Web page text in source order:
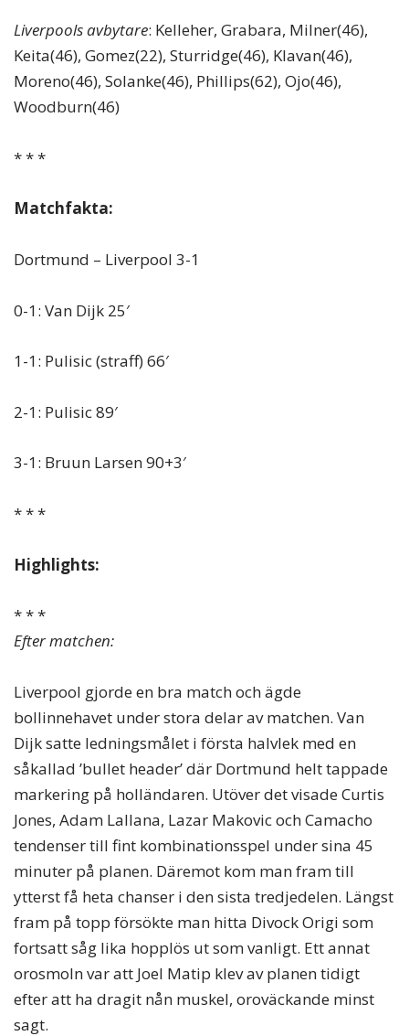
Liverpools avbytare: Kelleher, Grabara, Milner(46),
Keita(46), Gomez(22), Sturridge(46), Klavan(46),
Moreno(46), Solanke(46), Phillips(62), Ojo(46),
Woodburn(46)
* * *
Matchfakta:
Dortmund – Liverpool 3-1
0-1: Van Dijk 25′
1-1: Pulisic (straff) 66′
2-1: Pulisic 89′
3-1: Bruun Larsen 90+3′
* * *
Highlights:
* * *
Efter matchen:
Liverpool gjorde en bra match och ägde
bollinnehavet under stora delar av matchen. Van
Dijk satte ledningsmålet i första halvlek med en
såkallad ’bullet header’ där Dortmund helt tappade
markering på holländaren. Utöver det visade Curtis
Jones, Adam Lallana, Lazar Makovic och Camacho
tendenser till fint kombinationsspel under sina 45
minuter på planen. Däremot kom man fram till
ytterst få heta chanser i den sista tredjedelen. Längst
fram på topp försökte man hitta Divock Origi som
fortsatt såg lika hopplös ut som vanligt. Ett annat
orosmoln var att Joel Matip klev av planen tidigt
efter att ha dragit nån muskel, oroväckande minst
sagt.